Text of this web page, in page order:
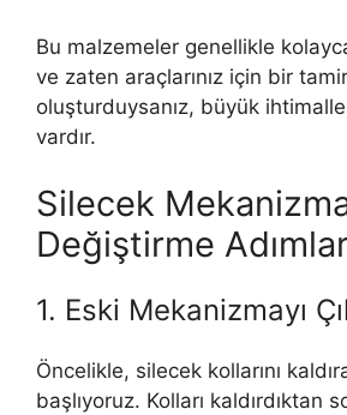
Bu malzemeler genellikle
ve zaten araçlarınız için bir
oluşturduysanız, büyük
vardır.
Silecek
Değiştirme
1. Eski Mekanizmayı
Öncelikle, silecek kollarını
başlıyoruz. Kolları kaldırdıktan